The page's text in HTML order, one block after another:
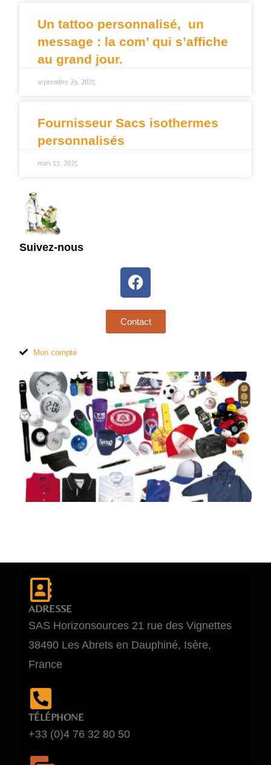
Un tattoo personnalisé, un
message : la com’ qui s’affiche
au grand jour.
septembre 29, 2025
Fournisseur Sacs isothermes
personnalisés
mars 17, 2025
Suivez-nous
Contact
Mon compte
ADRESSE
SAS Horizonsources 21 rue des Vignettes
38490 Les Abrets en Dauphiné, Isère,
France
TÉLÉPHONE
+33 (0)4 76 32 80 50